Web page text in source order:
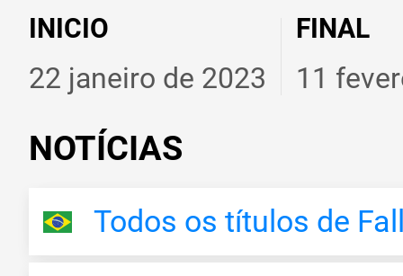
INICIO
22 janeiro de 2023
FINAL
11
NOTÍCIAS
Todos os títulos de